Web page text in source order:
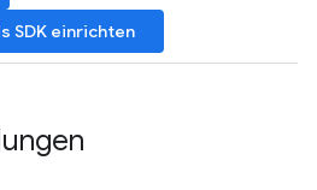
SDK einrichten